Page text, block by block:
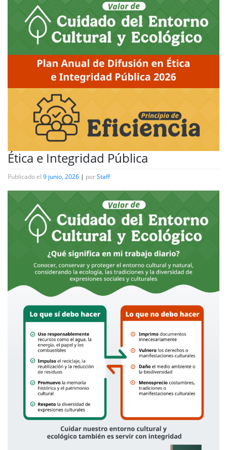
Ética e Integridad Pública
Publicado el 9 junio, 2026 | porStaff